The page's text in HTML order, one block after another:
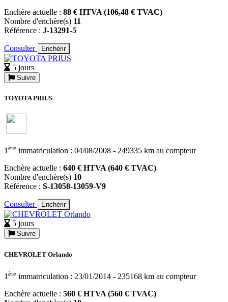
Enchère actuelle : 88 € HTVA (106,48 € TVAC)
Nombre d'enchère(s) 11
Référence : J-13291-5
Consulter Enchérir
5 jours
Suivre
TOYOTA PRIUS
1 ère immatriculation : 04/08/2008 - 249335 km au compteur
Enchère actuelle : 640 € HTVA (640 € TVAC)
Nombre d'enchère(s) 10
Référence : S-13058-13059-V9
Consulter Enchérir
5 jours
Suivre
CHEVROLET Orlando
1 ère immatriculation : 23/01/2014 - 235168 km au compteur
Enchère actuelle : 560 € HTVA (560 € TVAC)